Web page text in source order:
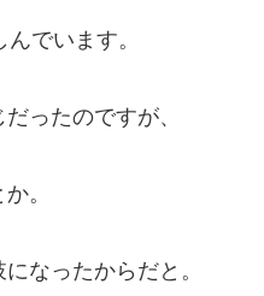
でいます。
ったのですが、
。
なったからだと。